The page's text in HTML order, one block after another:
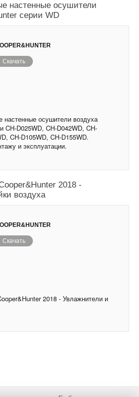
настенные осушители
серии WD
Скачать
осушители воздуха
CH-D025WD, CH-D042WD, CH-
CH-D105WD, CH-D155WD.
и эксплуатации.
2018 -
воздуха
Скачать
2018 - Увлажнители и